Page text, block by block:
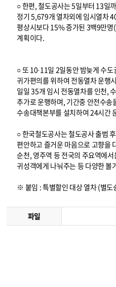
○ 한편, 철도공사는 5일부터 13일
정기 5,679개 열차외에 임시열차
평상시보다 15% 증가된 3백9만
계획이다.
○ 또 10·11일 2일동안 밤늦게 수
귀가편의를 위하여 전동열차 운행
일일 35개 임시 전동열차를 인천,
추가로 운행하며, 기간중 안전수
수송대책본부를 설치하여 24시간
○ 한국철도공사는 철도공사 출범
편안하고 즐거운 마음으로 고향을
순천, 영주역 등 전국의 주요역에
귀성객에게 나눠주는 등 다양한 볼
※ 붙임 : 특별할인 대상 열차 (별도
파일